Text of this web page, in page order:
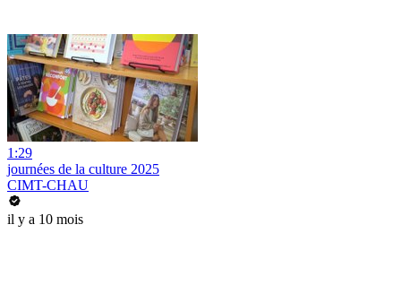
1:29
journées de la culture 2025
CIMT-CHAU
il y a 10 mois